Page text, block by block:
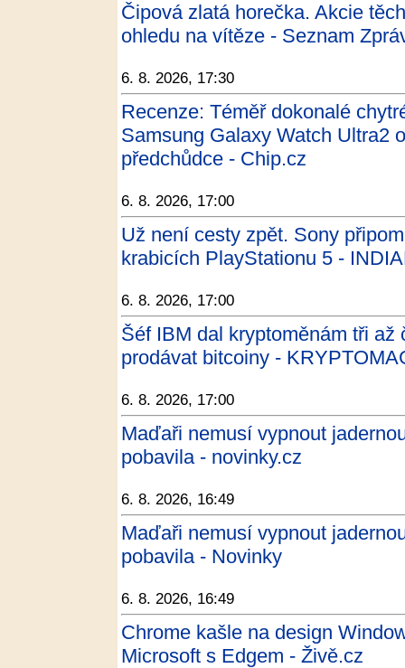
Čipová zlatá horečka. Akcie
ohledu na vítěze - Seznam
6. 8. 2026, 17:30
Recenze: Téměř dokonalé
Samsung Galaxy Watch Ultra2
předchůdce - Chip.cz
6. 8. 2026, 17:00
Už není cesty zpět. Sony
krabicích PlayStationu 5 -
6. 8. 2026, 17:00
Šéf IBM dal kryptoměnám tři až
prodávat bitcoiny -
6. 8. 2026, 17:00
Maďaři nemusí vypnout
pobavila - novinky.cz
6. 8. 2026, 16:49
Maďaři nemusí vypnout
pobavila - Novinky
6. 8. 2026, 16:49
Chrome kašle na design
Microsoft s Edgem - Živě.cz